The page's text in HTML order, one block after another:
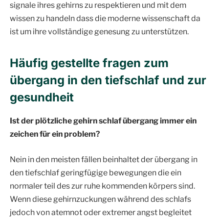
signale ihres gehirns zu respektieren und mit dem
wissen zu handeln dass die moderne wissenschaft da
ist um ihre vollständige genesung zu unterstützen.
Häufig gestellte fragen zum
übergang in den tiefschlaf und zur
gesundheit
Ist der plötzliche gehirn schlaf übergang immer ein
zeichen für ein problem?
Nein in den meisten fällen beinhaltet der übergang in
den tiefschlaf geringfügige bewegungen die ein
normaler teil des zur ruhe kommenden körpers sind.
Wenn diese gehirnzuckungen während des schlafs
jedoch von atemnot oder extremer angst begleitet